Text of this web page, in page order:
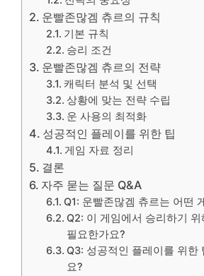
운빨존많겜 츄르의 규칙
기본 규칙
승리 조건
운빨존많겜 츄르의 전략
캐릭터 분석 및 선택
상황에 맞는 전략 수립
운 사용의 최적화
성공적인 플레이를 위한 팁
게임 자료 정리
결론
자주 묻는 질문 Q&A
Q1: 운빨존많겜 츄르는 어떤
Q2: 이 게임에서 승리하기 위
필요한가요?
Q3: 성공적인 플레이를 위한
요?